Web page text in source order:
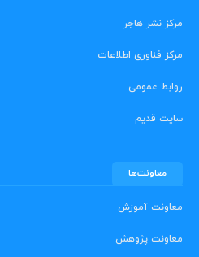
مرکز نشر هاجر
مرکز فناوری اطلاعات
روابط عمومی
سایت قدیم
معاونت‌ها
معاونت آموزش
معاونت پژوهش